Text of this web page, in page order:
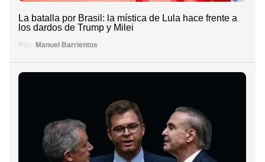
La batalla por Brasil: la mística de Lula hace frente a
los dardos de Trump y Milei
Por: Manuel Barrientos